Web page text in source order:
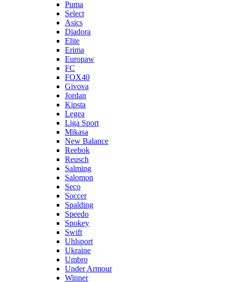
Puma
Select
Asics
Diadora
Elite
Erima
Europaw
FC
FOX40
Givova
Jordan
Kipsta
Legea
Liga Sport
Mikasa
New Balance
Reebok
Reusch
Salming
Salomon
Seco
Soccer
Spalding
Speedo
Spokey
Swift
Uhlsport
Ukraine
Umbro
Under Armour
Winner